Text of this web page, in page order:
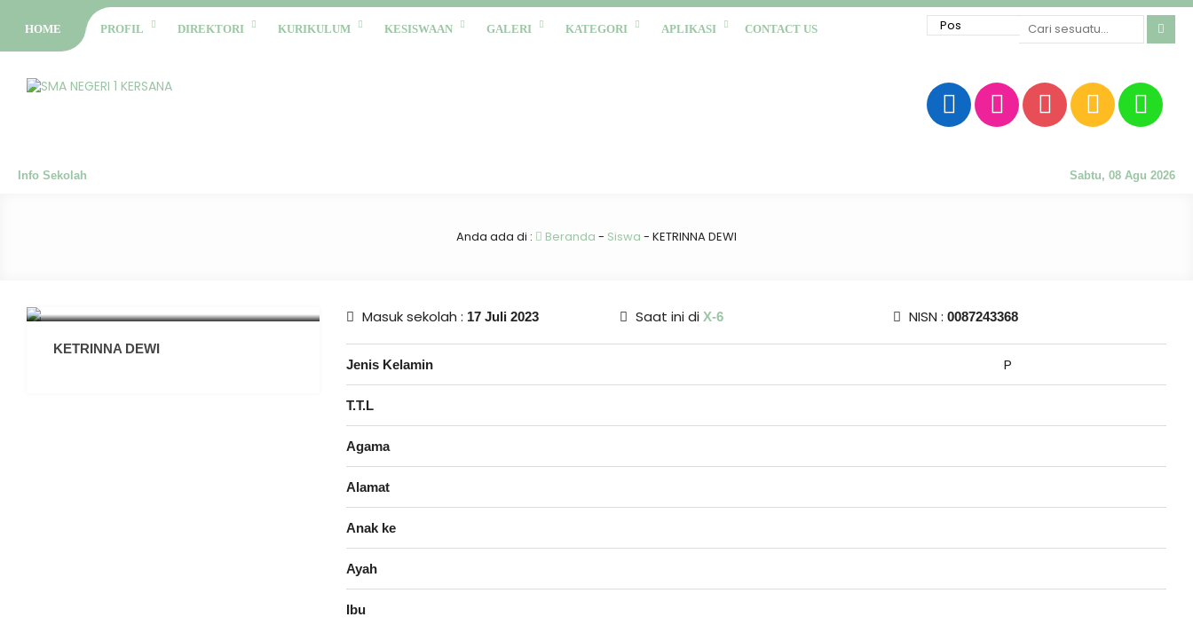
HOME PROFIL DIREKTORI KURIKULUM KESISWAAN GALERI KATEGORI APLIKASI CONTACT US
Info Sekolah Sabtu, 08 Agu 2026
Anda ada di : Beranda - Siswa - KETRINNA DEWI
KETRINNA DEWI
Masuk sekolah : 17 Juli 2023 Saat ini di X-6 NISN : 0087243368
Jenis Kelamin P
T.T.L
Agama
Alamat
Anak ke
Ayah
Ibu